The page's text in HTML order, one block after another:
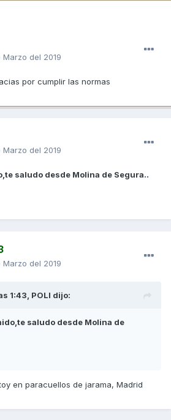
Marzo del 2019
por cumplir las normas
Marzo del 2019
saludo desde Molina de Segura..
Marzo del 2019
1:43, POLI dijo:
saludo desde Molina de
en paracuellos de jarama, Madrid